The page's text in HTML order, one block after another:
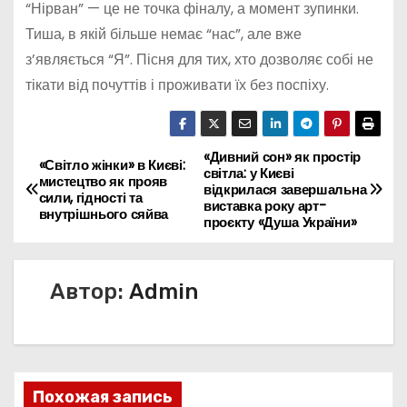
“Нірван” — це не точка фіналу, а момент зупинки.
Тиша, в якій більше немає “нас”, але вже
з’являється “Я”. Пісня для тих, хто дозволяє собі не
тікати від почуттів і проживати їх без поспіху.
Н
а
ц
«Дивний сон» як простір
світла: у Києві
відкрилася завершальна
виставка року арт-
проєкту «Душа України»
«Світло жінки» в Києві:
мистецтво як прояв
сили, гідності та
внутрішнього сяйва
Автор: Admin
Похожая запись